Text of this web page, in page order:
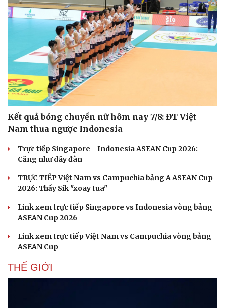
Du lịch
Tư vấn
Săn Tour
check-in
Podcast
Đọc truyện đêm khuya
Hạt giống tâm hồn
Kết quả bóng chuyền nữ hôm nay 7/8: ĐT Việt
Nam thua ngược Indonesia
Trực tiếp Singapore - Indonesia ASEAN Cup 2026:
Căng như dây đàn
TRỰC TIẾP Việt Nam vs Campuchia bảng A ASEAN Cup
2026: Thầy Sik "xoay tua"
Link xem trực tiếp Singapore vs Indonesia vòng bảng
ASEAN Cup 2026
Link xem trực tiếp Việt Nam vs Campuchia vòng bảng
ASEAN Cup
THẾ GIỚI